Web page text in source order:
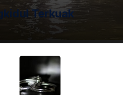
Terkuak